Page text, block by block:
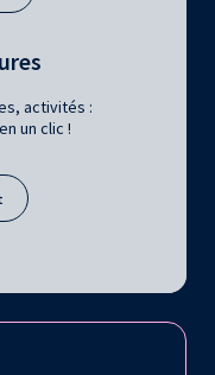
activités :
un clic !